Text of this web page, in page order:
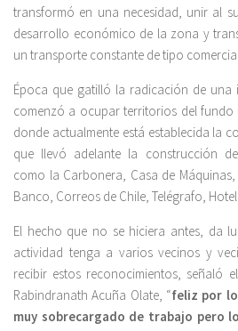
transformó en una necesidad, unir al
desarrollo económico de la zona y
un transporte constante de tipo
Época que gatilló la radicación de
comenzó a ocupar territorios del fundo
donde actualmente está establecida la
que llevó adelante la construcción
como la Carbonera, Casa de
Banco, Correos de Chile, Telégrafo,
El hecho que no se hiciera antes, da
actividad tenga a varios vecinos y
recibir estos reconocimientos, señaló
Rabindranath Acuña Olate, “feliz por
muy sobrecargado de trabajo pero